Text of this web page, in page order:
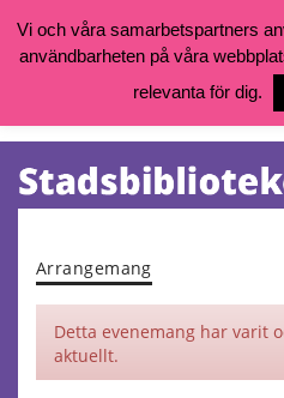
Vill du söka böcker, logga in på ditt
goteborg.se/bibliotek
Öppettider, katalog och kontakt
Tjänster
Arrangemang
Detta evenemang har varit
aktuellt.
Vi och våra samarbetspartners
användbarheten på våra
relevanta för dig.